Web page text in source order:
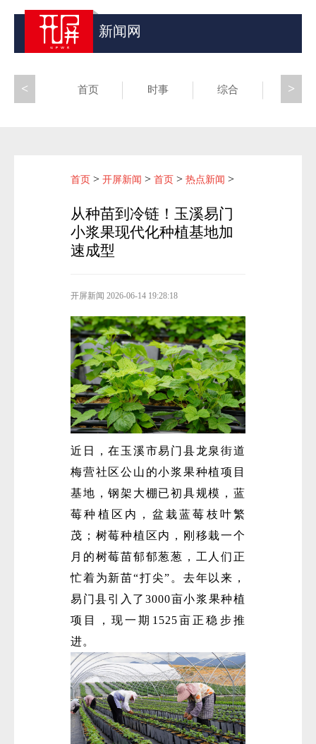
新闻网
首页 时事 综合 昆滇
>
<
首页 > 开屏新闻 > 首页 > 热点新闻 >
从种苗到冷链！玉溪易门
小浆果现代化种植基地加
速成型
开屏新闻 2026-06-14 19:28:18
近日，在玉溪市易门县龙泉街道
梅营社区公山的小浆果种植项目
基地，钢架大棚已初具规模，蓝
莓种植区内，盆栽蓝莓枝叶繁
茂；树莓种植区内，刚移栽一个
月的树莓苗郁郁葱葱，工人们正
忙着为新苗“打尖”。去年以来，
易门县引入了3000亩小浆果种植
项目，现一期1525亩正稳步推
进。